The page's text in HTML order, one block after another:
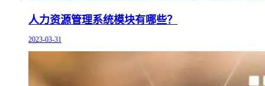
人力资源管理系统模块有哪些？
2023-03-31